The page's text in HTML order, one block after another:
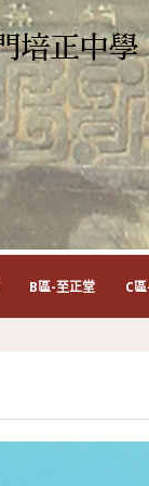
B區-至正堂 C